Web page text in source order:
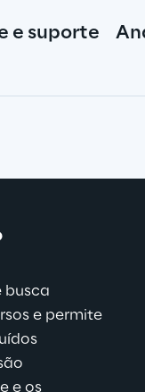
e suporte
busca
e permite
e os